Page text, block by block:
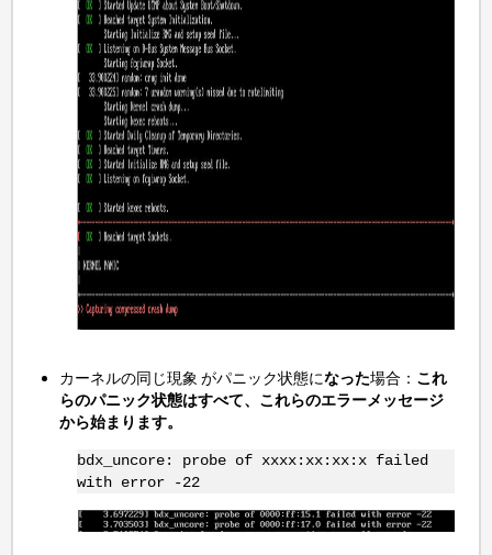
カーネルの同じ現象 がパニック状態になった場合： これ
らのパニック状態はすべて、これらのエラーメッセージ
から始まります。
bdx_uncore: probe of xxxx:xx:xx:x failed
with error -22